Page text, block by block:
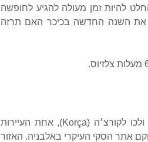
להיות זמן מעולה להגיע לחופשה
את השנה החדשה בכיכר האם תרזה
לנוף חורפי יפהפה באמת עזבו את עיר הבירה טיראנה ולכו לקורצ׳ה (Korça), אחת העיירות
אתר הסקי העיקרי באלבניה. האזור